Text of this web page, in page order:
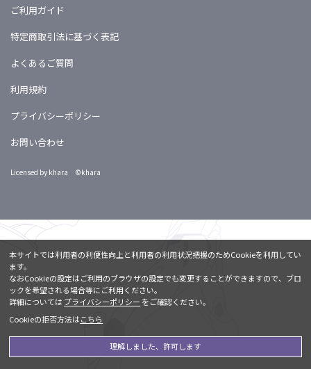
ご利用ガイド
特定商取引法に基づく表記
よくあるご質問
利用規約
プライバシーポリシー
お問い合わせ
Licensed by khara ©khara
本サイトでは利用者の利便性向上と利用者の利用状況把握のためCookieを利用してい
ます。
なおCookieの設定はご利用のブラウザの設定でも変更することができますので、ブロ
ックを希望される場合等にご利用ください。
詳細については プライバシーポリシー をご確認ください。
Cookieの拒否方法はこちら
理解しました、許可します